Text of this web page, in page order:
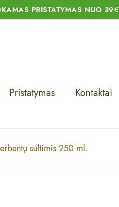
PRISTATYMAS NUO 39€
Pristatymas Kontaktai
sultimis 250 ml.